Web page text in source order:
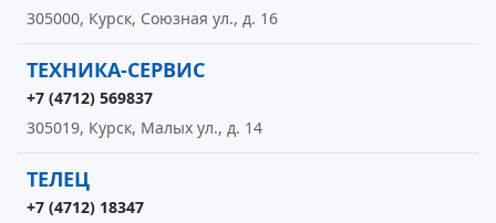
305000, Курск, Союзная ул., д. 16
ТЕХНИКА-СЕРВИС
+7 (4712) 569837
305019, Курск, Малых ул., д. 14
ТЕЛЕЦ
+7 (4712) 18347